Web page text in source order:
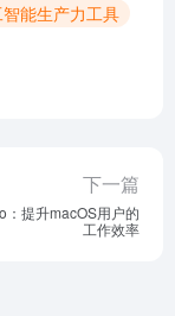
能生产力工具
下一篇
：提升macOS用户的
工作效率